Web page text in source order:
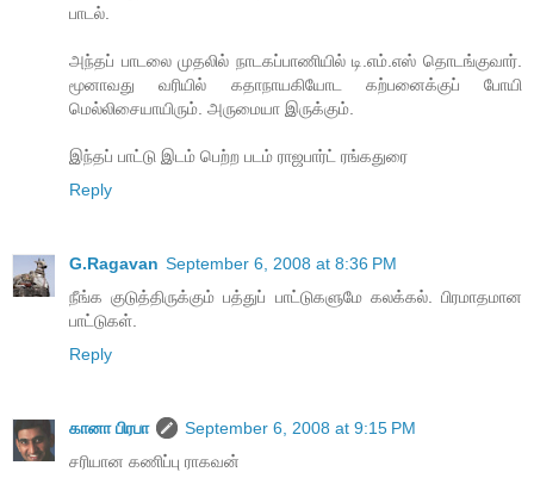
பாடல்.
அந்தப் பாடலை முதலில் நாடகப்பாணியில் டி.எம்.எஸ் தொடங்குவார்.
மூனாவது வரியில் கதாநாயகியோட கற்பனைக்குப் போயி
மெல்லிசையாயிரும். அருமையா இருக்கும்.
இந்தப் பாட்டு இடம் பெற்ற படம் ராஜபார்ட் ரங்கதுரை
Reply
G.Ragavan September 6, 2008 at 8:36 PM
நீங்க குடுத்திருக்கும் பத்துப் பாட்டுகளுமே கலக்கல். பிரமாதமான
பாட்டுகள்.
Reply
கானா பிரபா
September 6, 2008 at 9:15 PM
சரியான கணிப்பு ராகவன்